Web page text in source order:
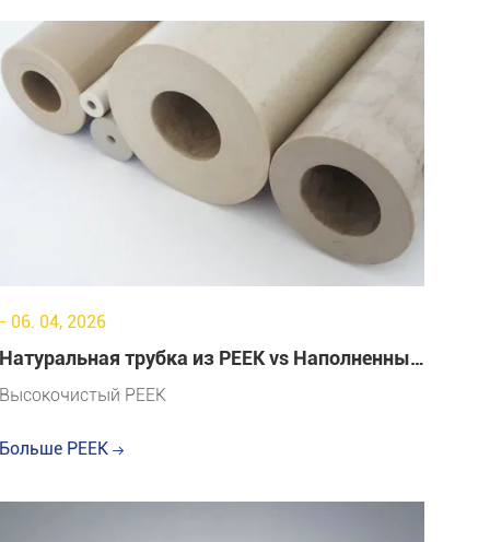
06. 04, 2026
трубка из PEEK vs Наполненный
что подходит для вашего применения?
PEEK
PEEK